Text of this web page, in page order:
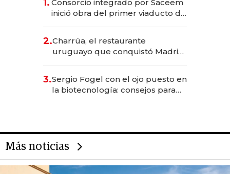
1. Consorcio integrado por Saceem
inició obra del primer viaducto de
millones
2.Charrúa, el restaurante
uruguayo que conquistó Madrid:
anticipación y prepara apertura
3.Sergio Fogel con el ojo puesto en
la biotecnología: consejos para
Más noticias